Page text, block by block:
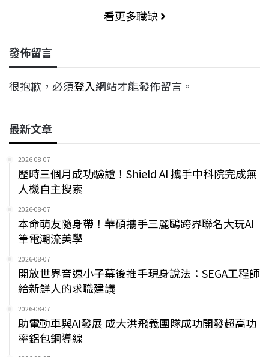
看更多職缺
發佈留言
很抱歉，必須登入網站才能發佈留言。
最新文章
2026-08-07
歷時三個月成功驗證！Shield AI 攜手中科院完成無
人機自主搜索
2026-08-07
本命萌友隨身帶！華碩攜手三麗鷗跨界聯名大玩AI
筆電潮流美學
2026-08-07
開放世界音速小子幕後推手現身說法：SEGA工程師
給新鮮人的求職建議
2026-08-07
助電動車與AI發展 成大洪飛義團隊成功開發超高功
率鋁包銅導線